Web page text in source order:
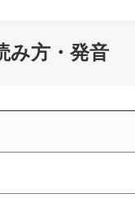
み方・発音